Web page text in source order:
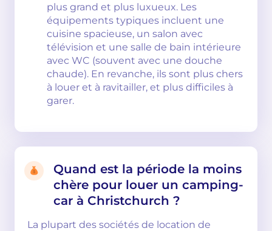
plus grand et plus luxueux. Les
équipements typiques incluent une
cuisine spacieuse, un salon avec
télévision et une salle de bain intérieure
avec WC (souvent avec une douche
chaude). En revanche, ils sont plus chers
à louer et à ravitailler, et plus difficiles à
garer.
Quand est la période la moins
chère pour louer un camping-
car à Christchurch ?
La plupart des sociétés de location de